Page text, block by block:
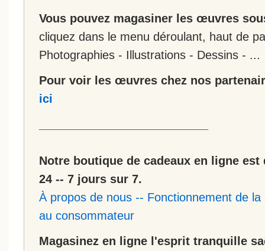
Vous pouvez magasiner les œuvres
cliquez dans le menu déroulant, haut de
Photographies - Illustrations - Dessins - ...
Pour voir les œuvres chez nos
ici
Notre boutique de cadeaux en ligne
24 -- 7 jours sur 7.
À propos de nous -- Fonctionnement de
au consommateur
Magasinez en ligne l'esprit tranquille